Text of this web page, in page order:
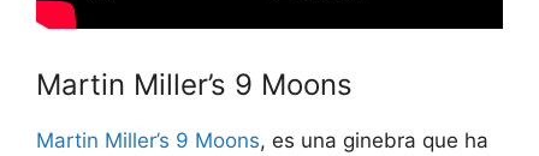
Martin Miller’s 9 Moons
Martin Miller’s 9 Moons, es una ginebra que ha